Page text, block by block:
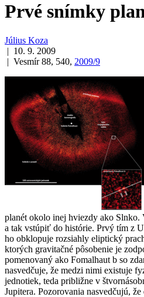
Prvé snímky
Július Koza
| 10. 9. 2009
| Vesmír 88, 540, 2009/9
planét okolo inej hviezdy ako Slnko.
a tak vstúpiť do histórie. Prvý tím z
ho obklopuje rozsiahly eliptický
ktorých gravitačné pôsobenie je
pomenovaný ako Fomalhaut b so
nasvedčuje, že medzi nimi existuje
jednotiek, teda približne v
Jupitera. Pozorovania nasvedčujú,